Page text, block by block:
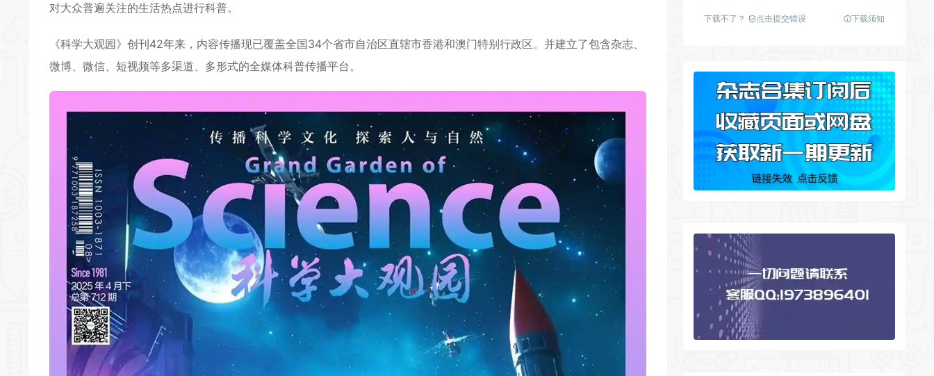
对大众普遍关注的生活热点进行科普。
《科学大观园》创刊42年来，内容传播现已覆盖全国34个省市自治区直辖市香港和澳门特别行政区。并建立了包含杂志、
微博、微信、短视频等多渠道、多形式的全媒体科普传播平台。
下载不了？ 点击提交错误 下载须知